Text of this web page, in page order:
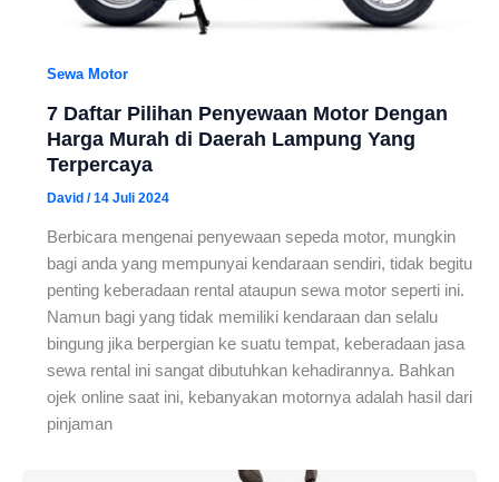
Sewa Motor
7 Daftar Pilihan Penyewaan Motor Dengan
Harga Murah di Daerah Lampung Yang
Terpercaya
David /14 Juli 2024
Berbicara mengenai penyewaan sepeda motor, mungkin
bagi anda yang mempunyai kendaraan sendiri, tidak begitu
penting keberadaan rental ataupun sewa motor seperti ini.
Namun bagi yang tidak memiliki kendaraan dan selalu
bingung jika berpergian ke suatu tempat, keberadaan jasa
sewa rental ini sangat dibutuhkan kehadirannya. Bahkan
ojek online saat ini, kebanyakan motornya adalah hasil dari
pinjaman